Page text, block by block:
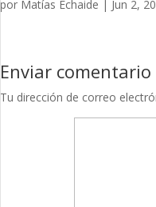
por Matías Echaide | Jun 2,
Enviar comentario
Tu dirección de correo